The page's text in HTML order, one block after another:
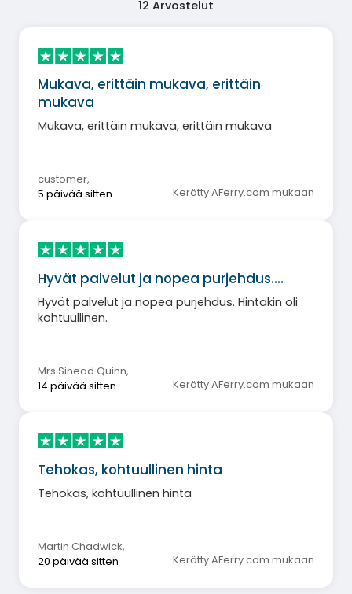
12 Arvostelut
Mukava, erittäin mukava, erittäin
mukava
Mukava, erittäin mukava, erittäin mukava
customer,
5 päivää sitten
Kerätty AFerry.com mukaan
Hyvät palvelut ja nopea purjehdus.…
Hyvät palvelut ja nopea purjehdus. Hintakin oli
kohtuullinen.
Mrs Sinead Quinn,
14 päivää sitten
Kerätty AFerry.com mukaan
Tehokas, kohtuullinen hinta
Tehokas, kohtuullinen hinta
Martin Chadwick,
20 päivää sitten
Kerätty AFerry.com mukaan